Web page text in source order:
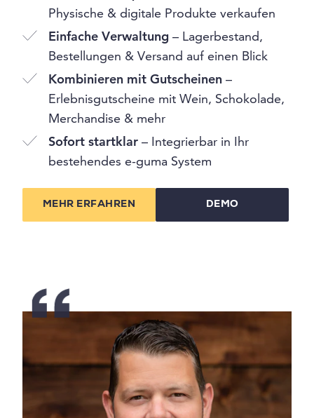
Physische & digitale Produkte verkaufen
Einfache Verwaltung – Lagerbestand,
Bestellungen & Versand auf einen Blick
Kombinieren mit Gutscheinen –
Erlebnisgutscheine mit Wein, Schokolade,
Merchandise & mehr
Sofort startklar – Integrierbar in Ihr
bestehendes e-guma System
MEHR ERFAHREN DEMO